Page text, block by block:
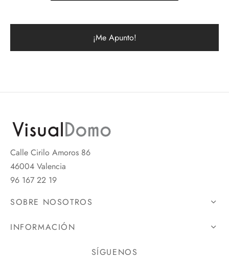
Calle Cirilo Amoros 86
46004 Valencia
96 167 22 19
SOBRE NOSOTROS
INFORMACIÓN
SÍGUENOS